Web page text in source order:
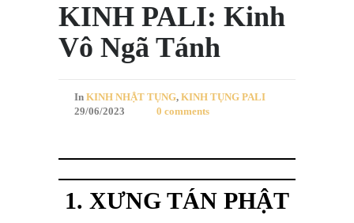
KINH PALI: Kinh
Vô Ngã Tánh
In KINH NHẬT TỤNG, KINH TỤNG PALI
29/06/2023
0 comments
1. XƯNG TÁN PHẬT